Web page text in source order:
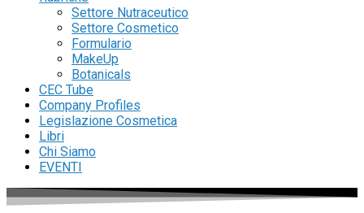
Settore Nutraceutico
Settore Cosmetico
Formulario
MakeUp
Botanicals
CEC Tube
Company Profiles
Legislazione Cosmetica
Libri
Chi Siamo
EVENTI